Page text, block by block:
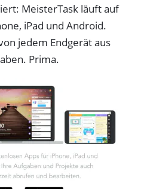
MeisterTask läuft auf
iPad und Android.
jedem Endgerät aus
Prima.